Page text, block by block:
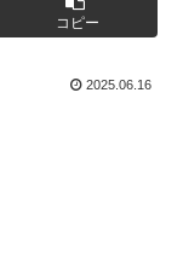
コピー
2025.06.16